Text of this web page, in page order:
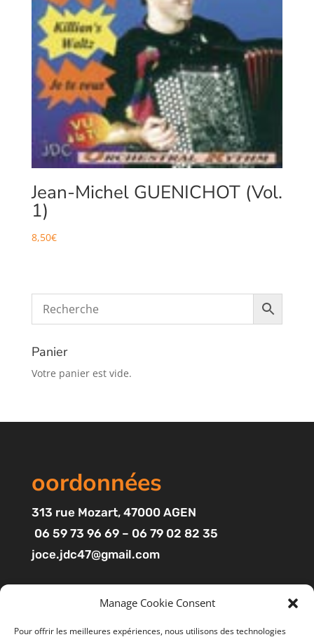
Manage Cookie Consent
Pour offrir les meilleures expériences, nous utilisons des technologies
Jean-Michel GUENICHOT (Vol.
1)
8,50€
Panier
Votre panier est vide.
oordonnées
313 rue Mozart, 47000 AGEN
06 59 73 96 69 – 06 79 02 82 35
joce.jdc47@gmail.com
Boutique